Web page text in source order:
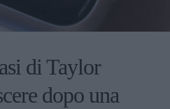
di Taylor
dopo una